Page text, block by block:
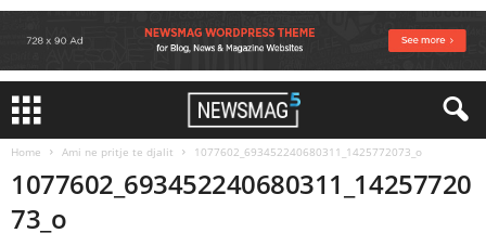
Home Ami ne pritje te djalit 1077602_693452240680311_1425772073_o
1077602_693452240680311_14257720
73_o